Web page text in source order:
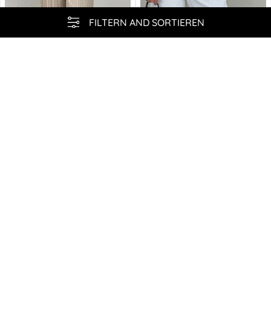
FILTERN AND SORTIEREN